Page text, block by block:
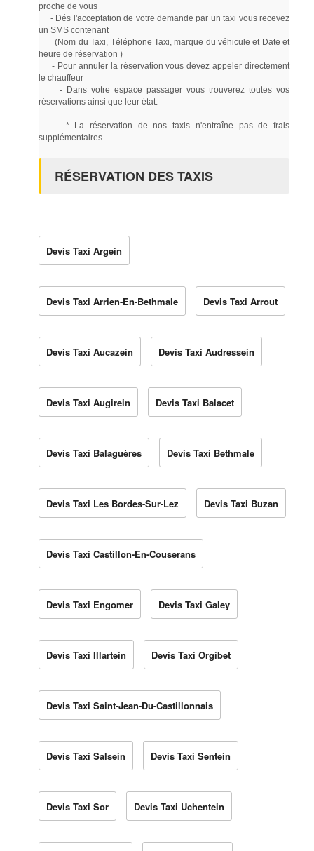
proche de vous
- Dés l'acceptation de votre demande par un taxi vous recevez
un SMS contenant
(Nom du Taxi, Téléphone Taxi, marque du véhicule et Date et
heure de réservation )
- Pour annuler la réservation vous devez appeler directement
le chauffeur
- Dans votre espace passager vous trouverez toutes vos
réservations ainsi que leur état.
* La réservation de nos taxis n'entraîne pas de frais
supplémentaires.
RÉSERVATION DES TAXIS
Devis Taxi Argein
Devis Taxi Arrien-En-Bethmale Devis Taxi Arrout
Devis Taxi Aucazein Devis Taxi Audressein
Devis Taxi Augirein Devis Taxi Balacet
Devis Taxi Balaguères Devis Taxi Bethmale
Devis Taxi Les Bordes-Sur-Lez Devis Taxi Buzan
Devis Taxi Castillon-En-Couserans
Devis Taxi Engomer Devis Taxi Galey
Devis Taxi Illartein Devis Taxi Orgibet
Devis Taxi Saint-Jean-Du-Castillonnais
Devis Taxi Salsein Devis Taxi Sentein
Devis Taxi Sor Devis Taxi Uchentein